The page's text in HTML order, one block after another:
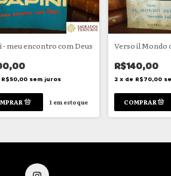
- meu encontro com Deus
R$50,00 sem juros
1 em estoque
Verso il Mondo
R$140,00
2 x de R$70,00